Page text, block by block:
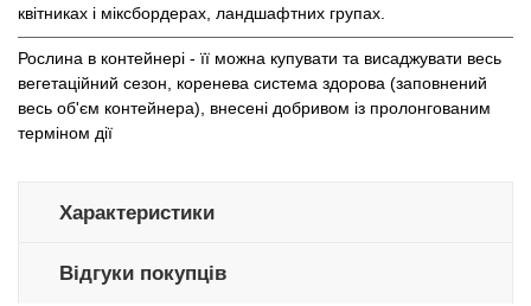
квітниках і міксбордерах, ландшафтних групах.
Рослина в контейнері - її можна купувати та висаджувати весь
вегетаційний сезон, коренева система здорова (заповнений
весь об'єм контейнера), внесені добривом із пролонгованим
терміном дії
Характеристики
Відгуки покупців